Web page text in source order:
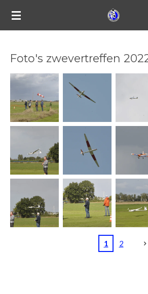
Ga
deFoto's zwevertreffen
1 2